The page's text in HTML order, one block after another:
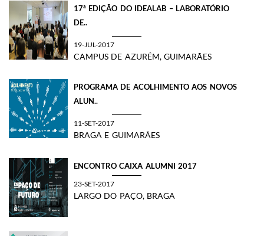
17ª EDIÇÃO DO IDEALAB – LABORATÓRIO
DE..
19-JUL-2017
CAMPUS DE AZURÉM, GUIMARÃES
PROGRAMA DE ACOLHIMENTO AOS NOVOS
ALUN..
11-SET-2017
BRAGA E GUIMARÃES
ENCONTRO CAIXA ALUMNI 2017
23-SET-2017
LARGO DO PAÇO, BRAGA